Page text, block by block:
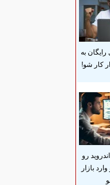
رایگان به
کار شو!
رو
بازار